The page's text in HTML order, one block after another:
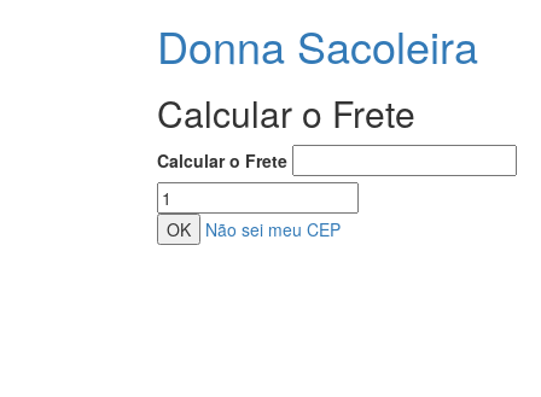
Donna Sacoleira
Calcular o Frete
Calcular o Frete
Não sei meu CEP